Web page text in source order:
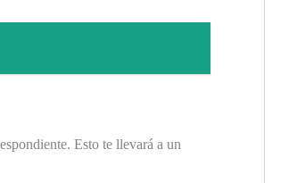
Esto te llevará a un